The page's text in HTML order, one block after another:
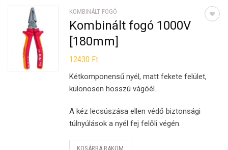
KOMBINÁLT FOGÓ
Kombinált fogó 1000V
[180mm]
12430 Ft
Kétkomponensű nyél, matt fekete felület,
különösen hosszú vágóél.
A kéz lecsúszása ellen védő biztonsági
túlnyúlások a nyél fej felőli végén.
KOSÁRBA RAKOM